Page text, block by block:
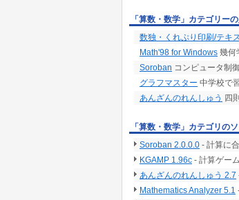
「算数・数学」カテゴリー
数独・くれぷり印刷/テキ
Math'98 for Windows 幾何
Soroban コンピュータ制
グラフマスター 中学校で
あんざんのれんしゅう 四
「算数・数学」カテゴリの
Soroban 2.0.0.0 - 計算に
KGAMP 1.96c - 計算ゲー
あんざんのれんしゅう 2.7
Mathematics Analyzer 5.1